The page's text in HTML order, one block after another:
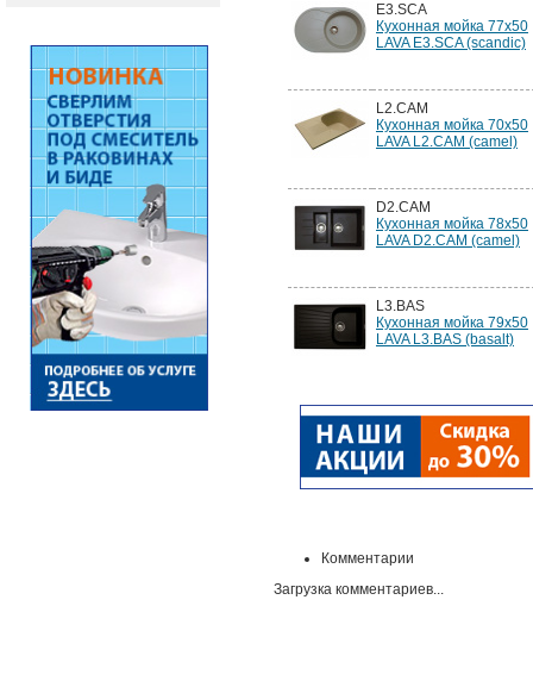
E3.SCA
Кухонная мойка 77x50
LAVA E3.SCA (scandic)
L2.CAM
Кухонная мойка 70x50
LAVA L2.CAM (camel)
D2.CAM
Кухонная мойка 78x50
LAVA D2.CAM (camel)
L3.BAS
Кухонная мойка 79x50
LAVA L3.BAS (basalt)
Комментарии
Загрузка комментариев...